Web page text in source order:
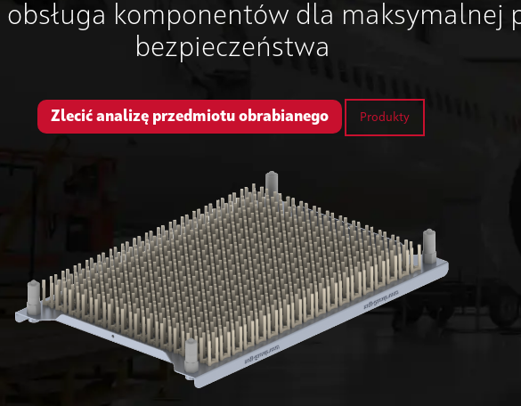
obsługa komponentów dla maksymalnej
bezpieczeństwa
Zlecić analizę przedmiotu obrabianego Produkty